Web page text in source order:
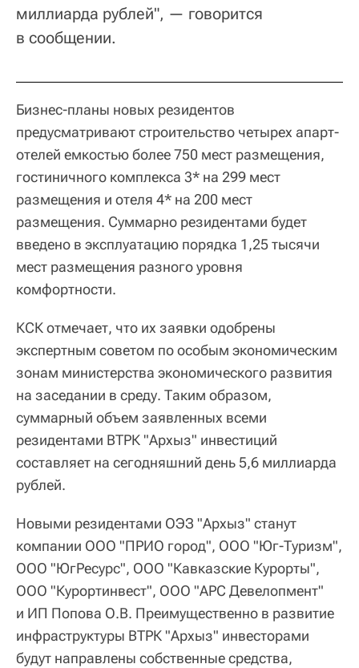
миллиарда рублей", — говорится
в сообщении.
Бизнес-планы новых резидентов
предусматривают строительство четырех апарт-
отелей емкостью более 750 мест размещения,
гостиничного комплекса 3* на 299 мест
размещения и отеля 4* на 200 мест
размещения. Суммарно резидентами будет
введено в эксплуатацию порядка 1,25 тысячи
мест размещения разного уровня
комфортности.
КСК отмечает, что их заявки одобрены
экспертным советом по особым экономическим
зонам министерства экономического развития
на заседании в среду. Таким образом,
суммарный объем заявленных всеми
резидентами ВТРК "Архыз" инвестиций
составляет на сегодняшний день 5,6 миллиарда
рублей.
Новыми резидентами ОЭЗ "Архыз" станут
компании ООО "ПРИО город", ООО "Юг-Туризм",
ООО "ЮгРесурс", ООО "Кавказские Курорты",
ООО "Курортинвест", ООО "АРС Девелопмент"
и ИП Попова О.В. Преимущественно в развитие
инфраструктуры ВТРК "Архыз" инвесторами
будут направлены собственные средства,